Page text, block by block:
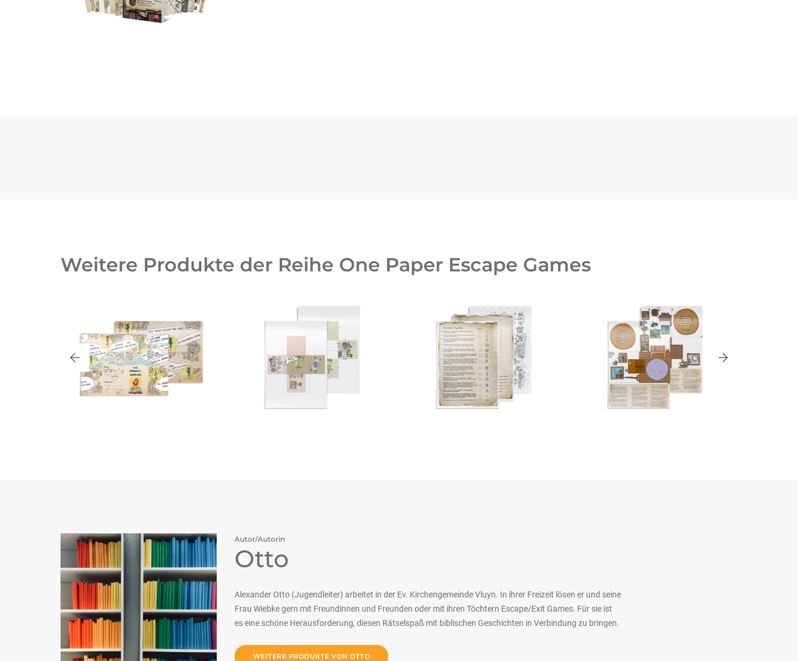
Weitere Produkte der Reihe One Paper Escape Games
Autor/Autorin
Otto
Alexander Otto (Jugendleiter) arbeitet in der Ev. Kirchengemeinde Vluyn. In ihrer Freizeit lösen er und seine
Frau Wiebke gern mit Freundinnen und Freunden oder mit ihren Töchtern Escape/Exit Games. Für sie ist
es eine schöne Herausforderung, diesen Rätselspaß mit biblischen Geschichten in Verbindung zu bringen.
WEITERE PRODUKTE VON OTTO